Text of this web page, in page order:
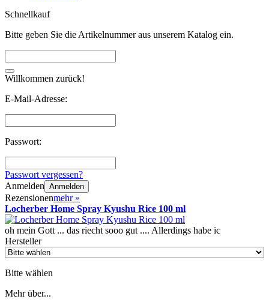
Schnellkauf
Bitte geben Sie die Artikelnummer aus unserem Katalog ein.
Willkommen zurück!
E-Mail-Adresse:
Passwort:
Passwort vergessen?
Anmelden Anmelden
Rezensionenmehr »
Locherber Home Spray Kyushu Rice 100 ml
oh mein Gott ... das riecht sooo gut .... Allerdings habe ic
Hersteller
Bitte wählen
Mehr über...